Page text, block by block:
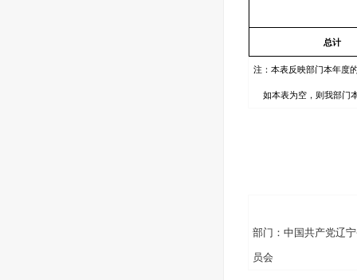
总计
注：本表反映部门本年度
如本表为空，则我部门
部门：中国共产党辽
员会